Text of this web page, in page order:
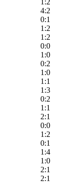
1:2
4:2
0:1
1:2
1:2
0:0
1:0
0:2
1:0
1:1
1:3
0:2
1:1
2:1
0:0
1:2
0:1
1:4
1:0
2:1
2:1